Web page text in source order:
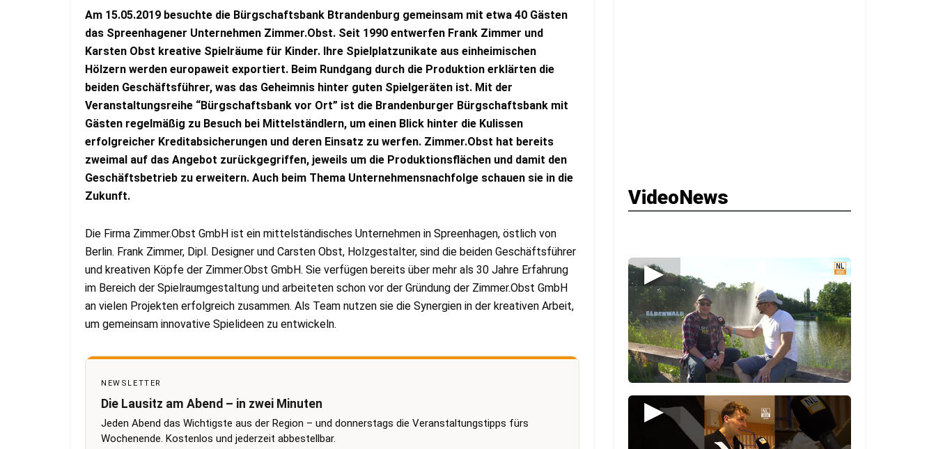
Am 15.05.2019 besuchte die Bürgschaftsbank Btrandenburg gemeinsam mit etwa 40 Gästen
das Spreenhagener Unternehmen Zimmer.Obst. Seit 1990 entwerfen Frank Zimmer und
Karsten Obst kreative Spielräume für Kinder. Ihre Spielplatzunikate aus einheimischen
Hölzern werden europaweit exportiert. Beim Rundgang durch die Produktion erklärten die
beiden Geschäftsführer, was das Geheimnis hinter guten Spielgeräten ist. Mit der
Veranstaltungsreihe “Bürgschaftsbank vor Ort” ist die Brandenburger Bürgschaftsbank mit
Gästen regelmäßig zu Besuch bei Mittelständlern, um einen Blick hinter die Kulissen
erfolgreicher Kreditabsicherungen und deren Einsatz zu werfen. Zimmer.Obst hat bereits
zweimal auf das Angebot zurückgegriffen, jeweils um die Produktionsflächen und damit den
Geschäftsbetrieb zu erweitern. Auch beim Thema Unternehmensnachfolge schauen sie in die
Zukunft.
Die Firma Zimmer.Obst GmbH ist ein mittelständisches Unternehmen in Spreenhagen, östlich von
Berlin. Frank Zimmer, Dipl. Designer und Carsten Obst, Holzgestalter, sind die beiden Geschäftsführer
und kreativen Köpfe der Zimmer.Obst GmbH. Sie verfügen bereits über mehr als 30 Jahre Erfahrung
im Bereich der Spielraumgestaltung und arbeiteten schon vor der Gründung der Zimmer.Obst GmbH
an vielen Projekten erfolgreich zusammen. Als Team nutzen sie die Synergien in der kreativen Arbeit,
um gemeinsam innovative Spielideen zu entwickeln.
NEWSLETTER
Die Lausitz am Abend – in zwei Minuten
Jeden Abend das Wichtigste aus der Region – und donnerstags die Veranstaltungstipps fürs
Wochenende. Kostenlos und jederzeit abbestellbar.
VideoNews
▶
▶